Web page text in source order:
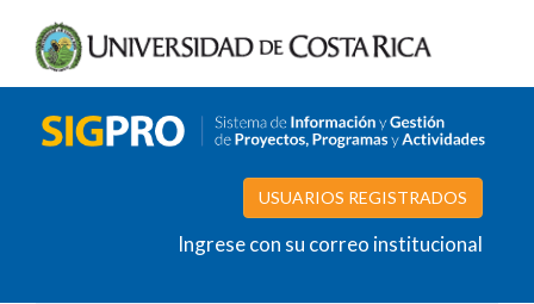
USUARIOS REGISTRADOS
Ingrese con su correo institucional